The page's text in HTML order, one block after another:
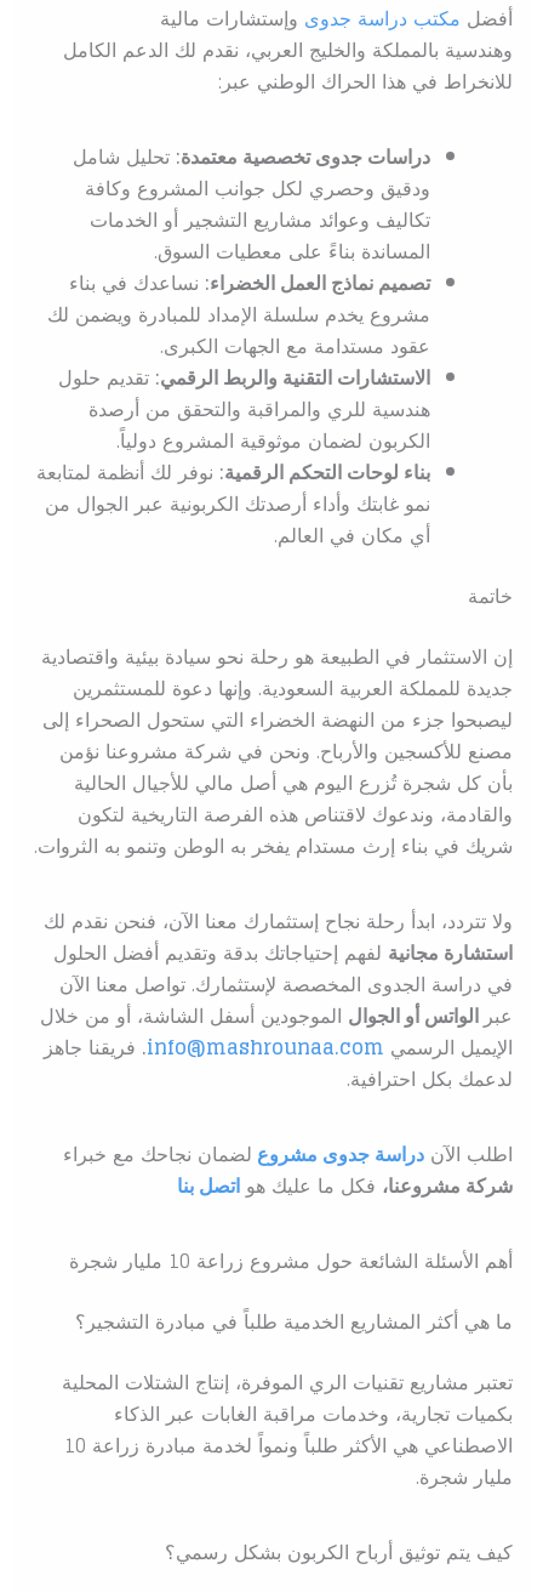
أفضل مكتب دراسة جدوىوإستشارات مالية
وهندسية بالمملكة والخليج العربي، نقدم لك الدعم الكامل
للانخراط في هذا الحراك الوطني عبر:
دراسات جدوى تخصصية معتمدة:تحليل شامل
ودقيق وحصري لكل جوانب المشروع وكافة
تكاليف وعوائد مشاريع التشجير أو الخدمات
المساندة بناءً على معطيات السوق.
تصميم نماذج العمل الخضراء:نساعدك في بناء
مشروع يخدم سلسلة الإمداد للمبادرة ويضمن لك
عقود مستدامة مع الجهات الكبرى.
الاستشارات التقنية والربط الرقمي:تقديم حلول
هندسية للري والمراقبة والتحقق من أرصدة
الكربون لضمان موثوقية المشروع دولياً.
بناء لوحات التحكم الرقمية:نوفر لك أنظمة لمتابعة
نمو غابتك وأداء أرصدتك الكربونية عبر الجوال من
أي مكان في العالم.
خاتمة
إن الاستثمار في الطبيعة هو رحلة نحو سيادة بيئية واقتصادية
جديدة للمملكة العربية السعودية. وإنها دعوة للمستثمرين
ليصبحوا جزء من النهضة الخضراء التي ستحول الصحراء إلى
مصنع للأكسجين والأرباح. ونحن في شركة مشروعنا نؤمن
بأن كل شجرة تُزرع اليوم هي أصل مالي للأجيال الحالية
والقادمة، وندعوك لاقتناص هذه الفرصة التاريخية لتكون
شريك في بناء إرث مستدام يفخر به الوطن وتنمو به الثروات.
ولا تتردد، ابدأ رحلة نجاح إستثمارك معنا الآن، فنحن نقدم لك
استشارة مجانيةلفهم إحتياجاتك بدقة وتقديم أفضل الحلول
في دراسة الجدوى المخصصة لإستثمارك. تواصل معنا الآن
عبرالواتس أو الجوالالموجودين أسفل الشاشة، أو من خلال
الإيميل الرسمي info@mashrounaa.com
.فريقنا جاهز
لدعمك بكل احترافية.
اطلب الآن دراسة جدوى مشروع لضمان نجاحك مع خبراء
شركة مشروعنا،فكل ما عليك هو اتصل بنا
أهم الأسئلة الشائعة حول مشروع زراعة 10 مليار شجرة
ما هي أكثر المشاريع الخدمية طلباً في مبادرة التشجير؟
تعتبر مشاريع تقنيات الري الموفرة، إنتاج الشتلات المحلية
بكميات تجارية، وخدمات مراقبة الغابات عبر الذكاء
الاصطناعي هي الأكثر طلباً ونمواً لخدمة مبادرة زراعة 10
مليار شجرة.
كيف يتم توثيق أرباح الكربون بشكل رسمي؟